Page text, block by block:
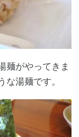
麺がやってきま
な湯麺です。